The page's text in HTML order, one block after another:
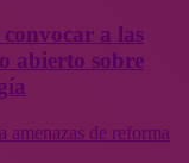
convocar a las
abierto sobre
amenazas de reforma